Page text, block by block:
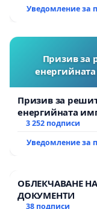
Уведомление за
Призив за
Призив за
енергийната
3 252 подписи
Уведомление за
ОБЛЕКЧАВАНЕ
ДОКУМЕНТИ
38 подписи